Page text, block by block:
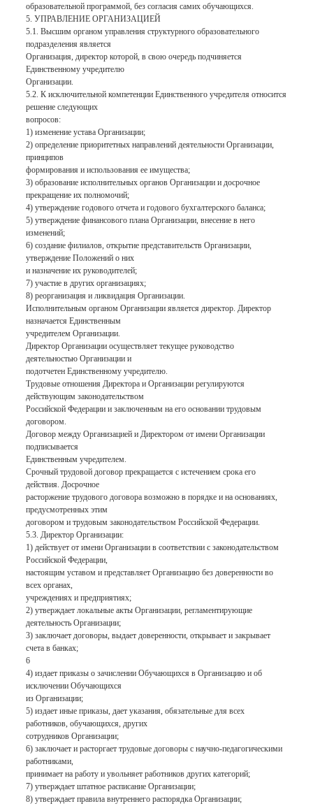
образовательной программой, без согласия самих обучающихся.
5. УПРАВЛЕНИЕ ОРГАНИЗАЦИЕЙ
5.1. Высшим органом управления структурного образовательного
подразделения является
Организация, директор которой, в свою очередь подчиняется
Единственному учредителю
Организации.
5.2. К исключительной компетенции Единственного учредителя относится
решение следующих
вопросов:
1) изменение устава Организации;
2) определение приоритетных направлений деятельности Организации,
принципов
формирования и использования ее имущества;
3) образование исполнительных органов Организации и досрочное
прекращение их полномочий;
4) утверждение годового отчета и годового бухгалтерского баланса;
5) утверждение финансового плана Организации, внесение в него
изменений;
6) создание филиалов, открытие представительств Организации,
утверждение Положений о них
и назначение их руководителей;
7) участие в других организациях;
8) реорганизация и ликвидация Организации.
Исполнительным органом Организации является директор. Директор
назначается Единственным
учредителем Организации.
Директор Организации осуществляет текущее руководство
деятельностью Организации и
подотчетен Единственному учредителю.
Трудовые отношения Директора и Организации регулируются
действующим законодательством
Российской Федерации и заключенным на его основании трудовым
договором.
Договор между Организацией и Директором от имени Организации
подписывается
Единственным учредителем.
Срочный трудовой договор прекращается с истечением срока его
действия. Досрочное
расторжение трудового договора возможно в порядке и на основаниях,
предусмотренных этим
договором и трудовым законодательством Российской Федерации.
5.3. Директор Организации:
1) действует от имени Организации в соответствии с законодательством
Российской Федерации,
настоящим уставом и представляет Организацию без доверенности во
всех органах,
учреждениях и предприятиях;
2) утверждает локальные акты Организации, регламентирующие
деятельность Организации;
3) заключает договоры, выдает доверенности, открывает и закрывает
счета в банках;
6
4) издает приказы о зачислении Обучающихся в Организацию и об
исключении Обучающихся
из Организации;
5) издает иные приказы, дает указания, обязательные для всех
работников, обучающихся, других
сотрудников Организации;
6) заключает и расторгает трудовые договоры с научно-педагогическими
работниками,
принимает на работу и увольняет работников других категорий;
7) утверждает штатное расписание Организации;
8) утверждает правила внутреннего распорядка Организации;